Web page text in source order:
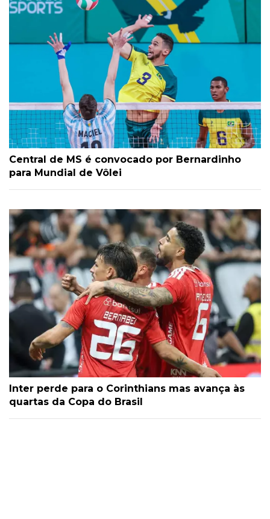
Central de MS é convocado por Bernardinho
para Mundial de Vôlei
Inter perde para o Corinthians mas avança às
quartas da Copa do Brasil